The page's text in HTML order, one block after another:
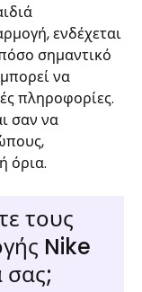
ενδέχεται
σημαντικό
να
πληροφορίες.
σαν να
όρια.
τους
Nike
σας;